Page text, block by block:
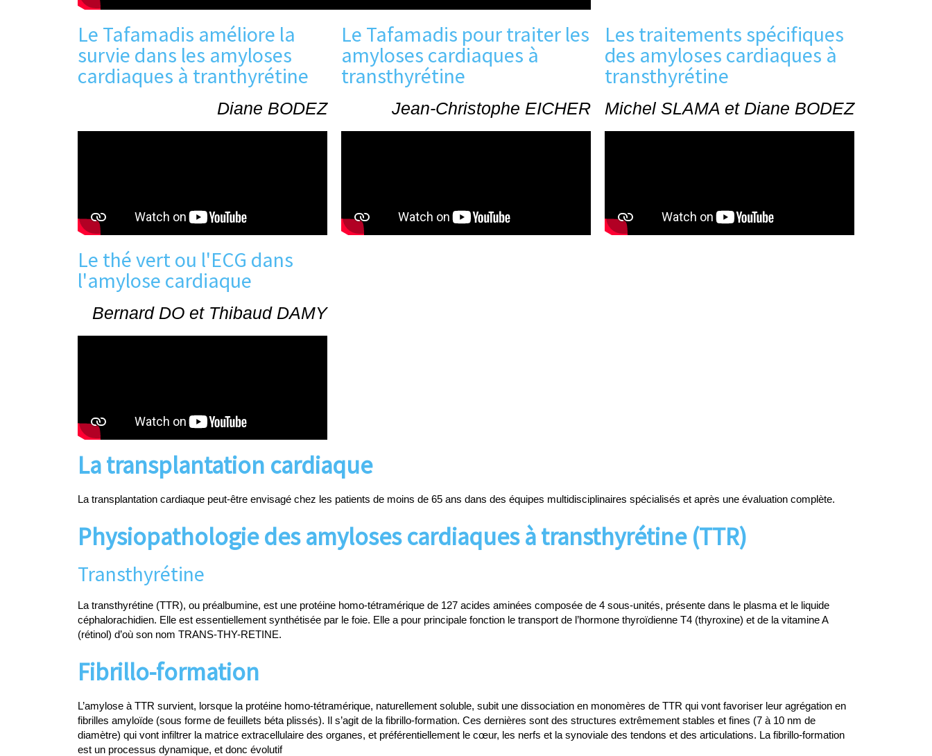
Le Tafamadis améliore la
survie dans les amyloses
cardiaques à tranthyrétine
Diane BODEZ
Le Tafamadis pour traiter les
amyloses cardiaques à
transthyrétine
Jean-Christophe EICHER
Les traitements spécifiques
des amyloses cardiaques à
transthyrétine
Michel SLAMA et Diane BODEZ
Le thé vert ou l'ECG dans
l'amylose cardiaque
Bernard DO et Thibaud DAMY
La transplantation cardiaque
La transplantation cardiaque peut-être envisagé chez les patients de moins de 65 ans dans des équipes multidisciplinaires spécialisés et après une évaluation complète.
Physiopathologie des amyloses cardiaques à transthyrétine (TTR)
Transthyrétine
La transthyrétine (TTR), ou préalbumine, est une protéine homo-tétramérique de 127 acides aminées composée de 4 sous-unités, présente dans le plasma et le liquide
céphalorachidien. Elle est essentiellement synthétisée par le foie. Elle a pour principale fonction le transport de l’hormone thyroïdienne T4 (thyroxine) et de la vitamine A
(rétinol) d’où son nom TRANS-THY-RETINE.
Fibrillo-formation
L’amylose à TTR survient, lorsque la protéine homo-tétramérique, naturellement soluble, subit une dissociation en monomères de TTR qui vont favoriser leur agrégation en
fibrilles amyloïde (sous forme de feuillets béta plissés). Il s’agit de la fibrillo-formation. Ces dernières sont des structures extrêmement stables et fines (7 à 10 nm de
diamètre) qui vont infiltrer la matrice extracellulaire des organes, et préférentiellement le cœur, les nerfs et la synoviale des tendons et des articulations. La fibrillo-formation
est un processus dynamique, et donc évolutif